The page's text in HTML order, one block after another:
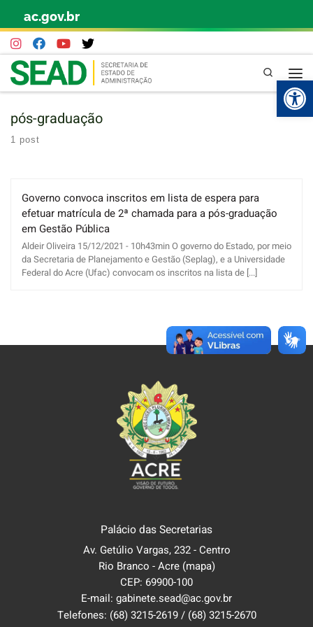
Skip to content
ac.gov.br
Pesquisa
pós-graduação
1 post
Governo convoca inscritos em lista de espera para
efetuar matrícula de 2ª chamada para a pós-graduação
em Gestão Pública
Aldeir Oliveira 15/12/2021 - 10h43min O governo do Estado, por meio
da Secretaria de Planejamento e Gestão (Seplag), e a Universidade
Federal do Acre (Ufac) convocam os inscritos na lista de [...]
Palácio das Secretarias
Av. Getúlio Vargas, 232 - Centro
Rio Branco - Acre (mapa)
CEP: 69900-100
E-mail: gabinete.sead@ac.gov.br
Telefones: (68) 3215-2619/ (68) 3215-2670